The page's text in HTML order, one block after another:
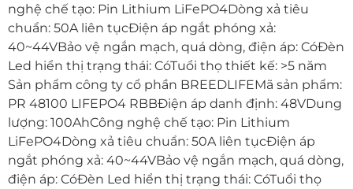
nghệ chế tạo: Pin Lithium LiFePO4Dòng xả tiêu
chuẩn: 50A liên tụcĐiện áp ngắt phóng xả:
40~44VBảo vệ ngắn mạch, quá dòng, điện áp: CóĐèn
Led hiển thị trạng thái: CóTuổi thọ thiết kế: >5 năm
Sản phẩm công ty cổ phần BREEDLIFEMã sản phẩm:
PR 48100 LIFEPO4 RBBĐiện áp danh định: 48VDung
lượng: 100AhCông nghệ chế tạo: Pin Lithium
LiFePO4Dòng xả tiêu chuẩn: 50A liên tụcĐiện áp
ngắt phóng xả: 40~44VBảo vệ ngắn mạch, quá dòng,
điện áp: CóĐèn Led hiển thị trạng thái: CóTuổi thọ